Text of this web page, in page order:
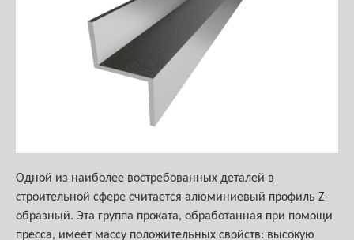
Одной из наиболее востребованных деталей в
строительной сфере считается алюминиевый профиль Z-
образный. Эта группа проката, обработанная при помощи
пресса, имеет массу положительных свойств: высокую